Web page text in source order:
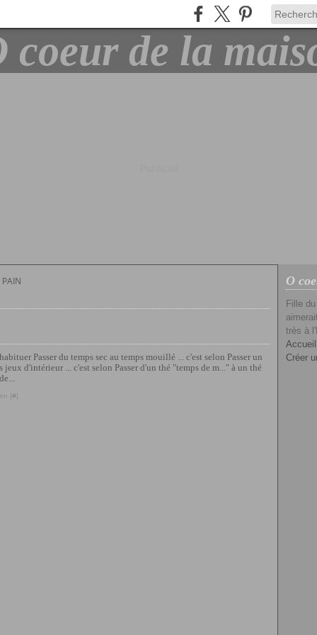
PAIN
Passer du temps sec au temps mouillé ... c'est selon Passer un
d'intérieur ... c'est selon Passer d'un thé "temps de m..." à un thé
[#]
O
Fille
très à
Créer